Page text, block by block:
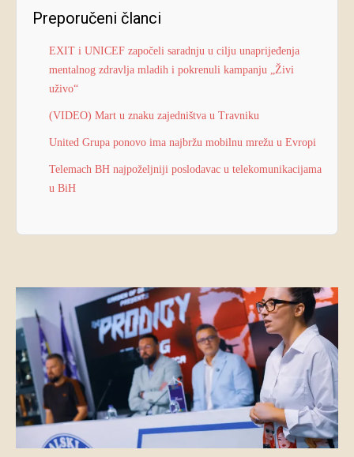
Preporučeni članci
EXIT i UNICEF započeli saradnju u cilju unaprijeđenja
mentalnog zdravlja mladih i pokrenuli kampanju „Živi
uživo“
(VIDEO) Mart u znaku zajedništva u Travniku
United Grupa ponovo ima najbržu mobilnu mrežu u Evropi
Telemach BH najpoželjniji poslodavac u telekomunikacijama
u BiH